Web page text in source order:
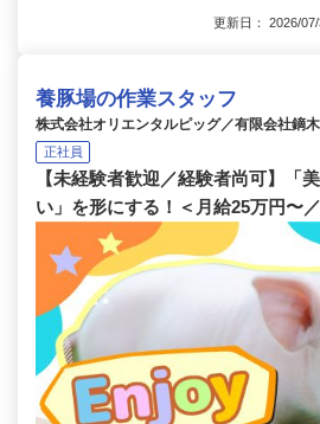
更新日： 2026/
養豚場の作業スタッフ
株式会社オリエンタルピッグ／有限会社鏑
正社員
【未経験者歓迎／経験者尚可】「
い」を形にする！＜月給25万円〜